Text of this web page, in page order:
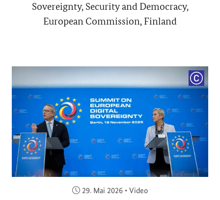
Sovereignty, Security and Democracy,
European Commission, Finland
Veröffentlicht am:
29. Mai 2026 • Video